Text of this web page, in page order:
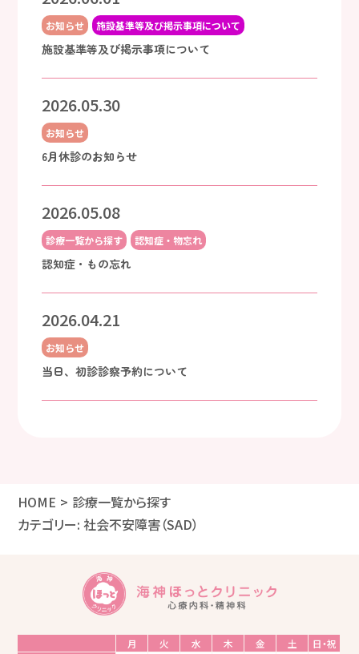
お知らせ 施設基準等及び掲示事項について
施設基準等及び掲示事項について
2026.05.30
お知らせ
6月休診のお知らせ
2026.05.08
診療一覧から探す 認知症・物忘れ
認知症・もの忘れ
2026.04.21
お知らせ
当日、初診診察予約について
HOME
診療一覧から探す
カテゴリー:社会不安障害（SAD）
月 火 水 木 金 土
日・祝